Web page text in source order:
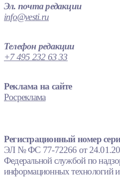
Эл. почта редакции
info@vesti.ru
Телефон редакции
+7 495 232 63 33
Реклама на сайте
Росреклама
Регистрационный номер
ЭЛ № ФС 77-72266 от
Федеральной службой по
информационных технологий